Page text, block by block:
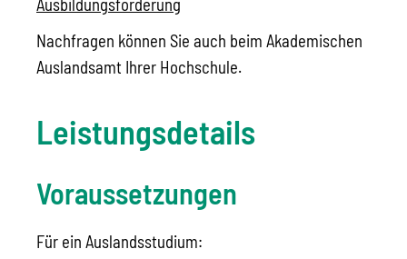
Ausbildungsförderung
Nachfragen können Sie auch beim Akademischen
Auslandsamt Ihrer Hochschule.
Leistungsdetails
Voraussetzungen
Für ein Auslandsstudium: